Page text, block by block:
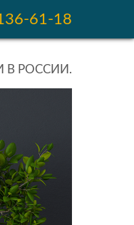
61-18
РОССИИ.